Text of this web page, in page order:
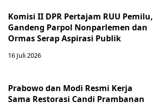
Komisi II DPR Pertajam RUU Pemilu,
Gandeng Parpol Nonparlemen dan
Ormas Serap Aspirasi Publik
16 Juli 2026
Prabowo dan Modi Resmi Kerja
Sama Restorasi Candi Prambanan